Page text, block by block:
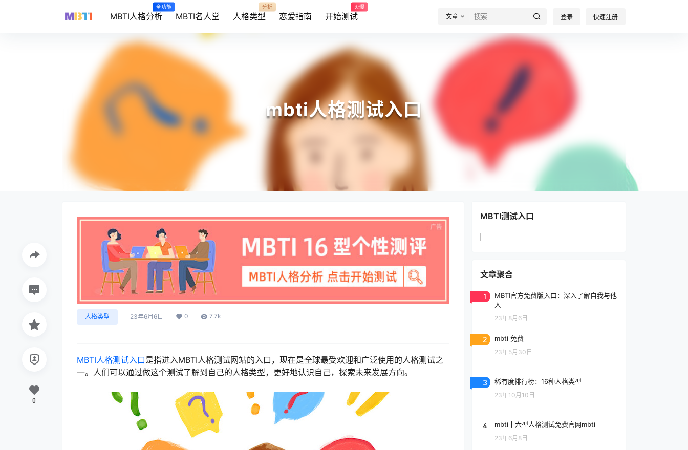
MBTI人格分析
全功能
MBTI名人堂 人格类型
分析
恋爱指南 开始测试
火爆
文章 登录 快速注册
mbti人格测试入口
人格类型 23年6月6日 0 7.7k
MBTI人格测试入口是指进入MBTI人格测试网站的入口，现在是全球最受欢迎和广泛使用的人格测试之
一。人们可以通过做这个测试了解到自己的人格类型，更好地认识自己，探索未来发展方向。
0
MBTI测试入口
文章聚合
1
MBTI官方免费版入口：深入了解自我与他
人
23年8月6日
2 mbti 免费
23年5月30日
3 稀有度排行榜：16种人格类型
23年10月10日
4 mbti十六型人格测试免费官网mbti
23年6月8日